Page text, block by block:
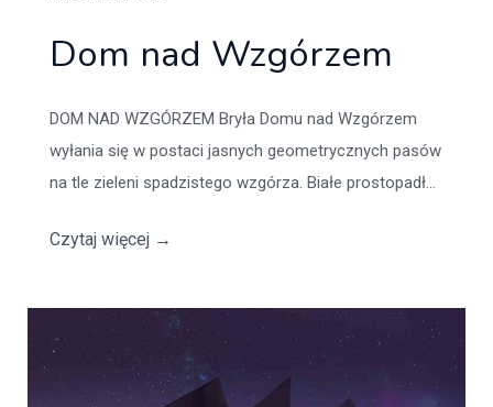
Dom nad Wzgórzem
DOM NAD WZGÓRZEM Bryła Domu nad Wzgórzem
wyłania się w postaci jasnych geometrycznych pasów
na tle zieleni spadzistego wzgórza. Białe prostopadł...
Czytaj więcej →